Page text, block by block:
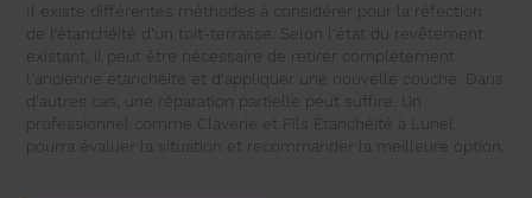
Il existe différentes méthodes à considérer pour la réfection
de l’étanchéité d’un toit-terrasse. Selon l'état du revêtement
existant, il peut être nécessaire de retirer complètement
l'ancienne étanchéité et d'appliquer une nouvelle couche. Dans
d'autres cas, une réparation partielle peut suffire. Un
professionnel comme Claverie et Fils Étanchéité à Lunel
pourra évaluer la situation et recommander la meilleure option.